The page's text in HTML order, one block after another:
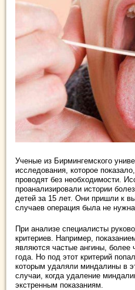
Ученые из Бирмингемского
исследования, которое
проводят без необходимости.
проанализировали истории
детей за 15 лет. Они пришли к
случаев операция была не
При анализе специалисты
критериев. Например,
являются частые ангины, более
года. Но под этот критерий
которым удаляли миндалины в
случаи, когда удаление
экстренным показаниям.